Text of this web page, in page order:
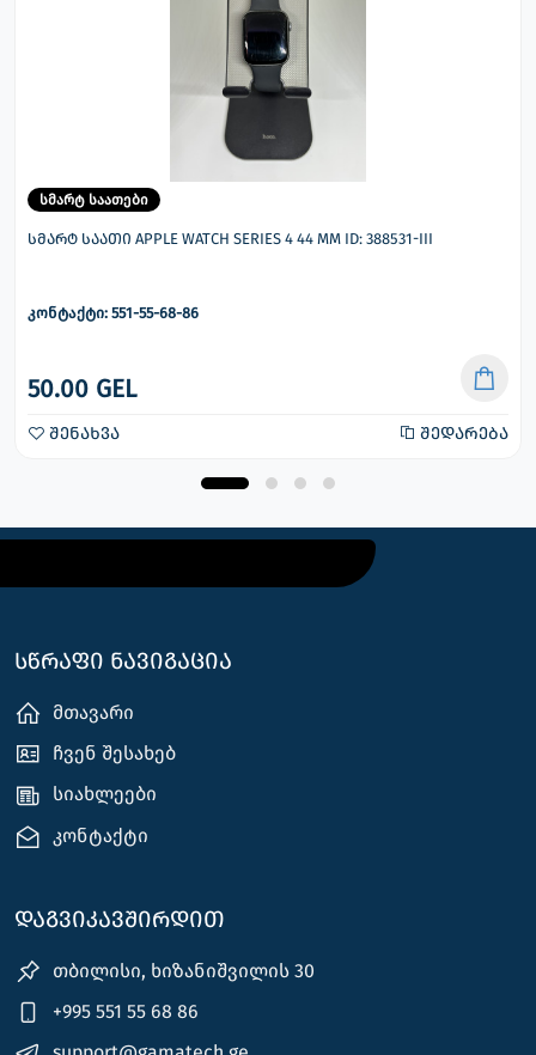
სმარტ საათები
სმარტ საათი APPLE WATCH SERIES 4 44 MM ID: 388531-III
კონტაქტი: 551-55-68-86
50.00 GEL
შენახვა შედარება
სწრაფი ნავიგაცია
მთავარი
ჩვენ შესახებ
სიახლეები
კონტაქტი
დაგვიკავშირდით
თბილისი, ხიზანიშვილის 30
+995 551 55 68 86